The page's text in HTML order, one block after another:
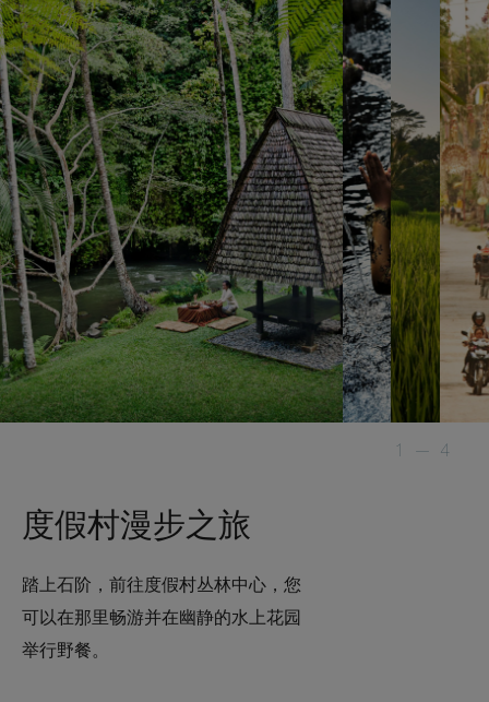
1 — 4
度假村漫步之旅
踏上石阶，前往度假村丛林中心，您
可以在那里畅游并在幽静的水上花园
举行野餐。